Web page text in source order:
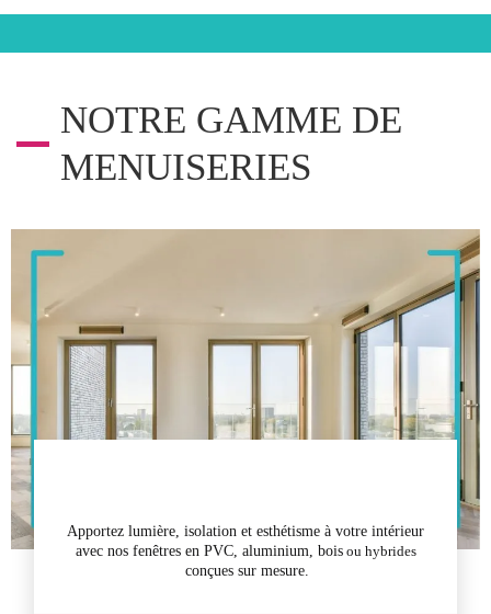
NOTRE GAMME DE
MENUISERIES
Apportez lumière, isolation et esthétisme à votre intérieur
avec nos fenêtres en PVC, aluminium, boisou hybrides
conçues sur mesure.